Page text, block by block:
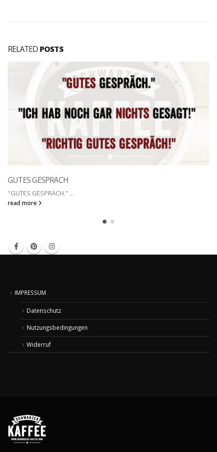
RELATED POSTS
GUTES GESPRÄCH
"GUTES GESPRÄCH." ...
read more
IMPRESSUM
Datenschutz
Nutzungsbedingungen
Widerruf